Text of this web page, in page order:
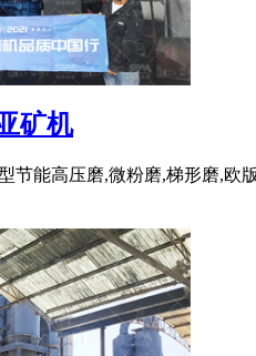
矿机
节能高压磨,微粉磨,梯形磨,